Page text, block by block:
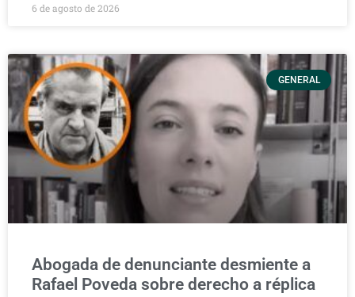
6 de agosto de 2026
GENERAL
Abogada de denunciante desmiente a
Rafael Poveda sobre derecho a réplica